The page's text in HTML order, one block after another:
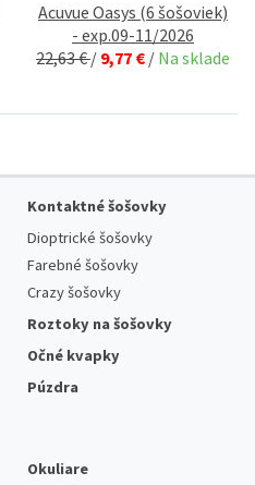
Acuvue Oasys (6 šošoviek)
- exp.09-11/2026
22,63 €/ 9,77 € / Na sklade
Kontaktné šošovky
Dioptrické šošovky
Farebné šošovky
Crazy šošovky
Roztoky na šošovky
Očné kvapky
Púzdra
Okuliare